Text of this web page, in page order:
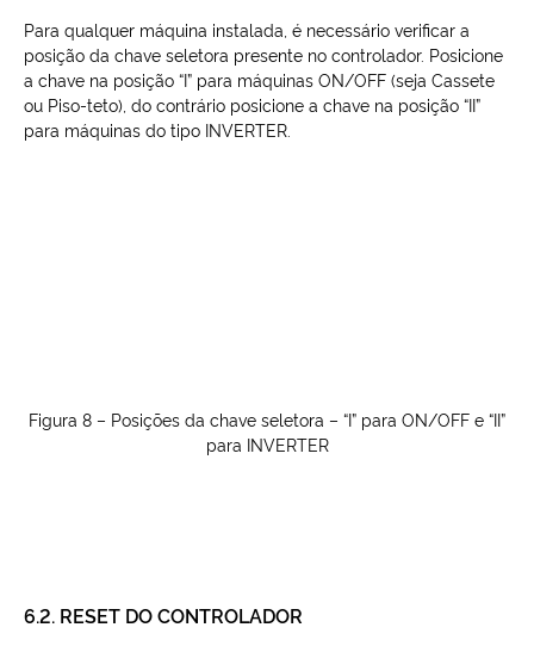
Para qualquer máquina instalada, é necessário verificar a
posição da chave seletora presente no controlador. Posicione
a chave na posição “I” para máquinas ON/OFF (seja Cassete
ou Piso-teto), do contrário posicione a chave na posição “II”
para máquinas do tipo INVERTER.
Figura 8 – Posições da chave seletora – “I” para ON/OFF e “II”
para INVERTER
6.2. RESET DO CONTROLADOR